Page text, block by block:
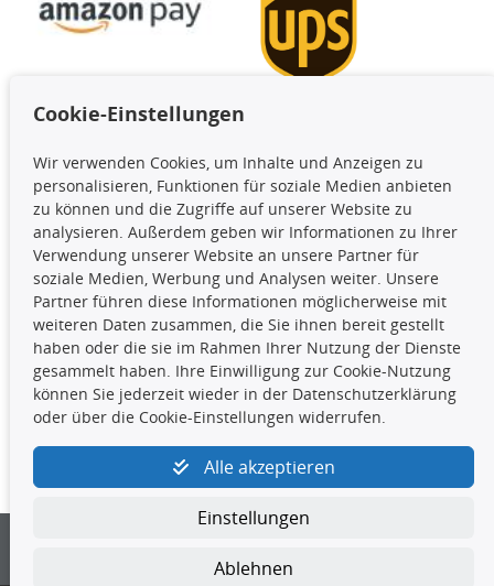
Die hier angezeigten Daten,
insbesondere die gesamte Datenbank,
dürfen nicht kopiert werden. Es ist zu
unterlassen, die Daten oder die gesamte Datenbank ohne
vorherige Zustimmung TecDocs zu vervielfältigen, zu
verbreiten und/oder diese Handlungen durch Dritte ausführen
zu lassen. Ein Zuwiderhandeln stellt eine
Urheberrechtsverletzung dar und wird verfolgt.
Kontakt
4yourcar GmbH | Avidesweg 1 | 27386 Hemsbünde |
kundenservice@4yourcar.de
Cookie-Einstellungen
Wir verwenden Cookies, um Inhalte und Anzeigen zu
personalisieren, Funktionen für soziale Medien anbieten
zu können und die Zugriffe auf unserer Website zu
analysieren. Außerdem geben wir Informationen zu Ihrer
Verwendung unserer Website an unsere Partner für
soziale Medien, Werbung und Analysen weiter. Unsere
Partner führen diese Informationen möglicherweise mit
weiteren Daten zusammen, die Sie ihnen bereit gestellt
haben oder die sie im Rahmen Ihrer Nutzung der Dienste
gesammelt haben. Ihre Einwilligung zur Cookie-Nutzung
können Sie jederzeit wieder in der Datenschutzerklärung
oder über die Cookie-Einstellungen widerrufen.
Alle akzeptieren
Einstellungen
Ablehnen